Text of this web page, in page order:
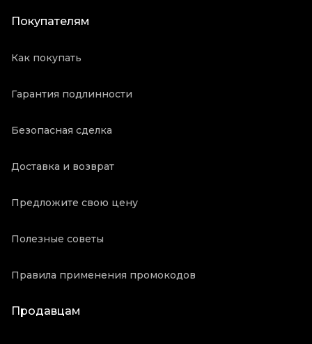
Покупателям
Как покупать
Гарантия подлинности
Безопасная сделка
Доставка и возврат
Предложите свою цену
Полезные советы
Правила применения промокодов
Продавцам